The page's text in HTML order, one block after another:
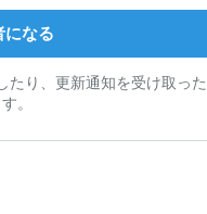
になる
り、更新通知を受け取っ
。